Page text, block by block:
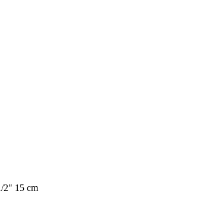
2" 15 cm